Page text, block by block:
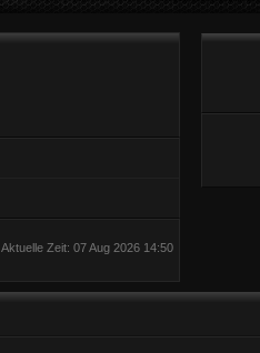
Aktuelle Zeit: 07 Aug 2026 14:50